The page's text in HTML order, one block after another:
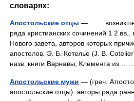
словарях:
Апостольские отцы — возникшее
ряда христианских сочинений 1 2
Нового завета, авторов которых
апостолов. Э. Б. Котелье (J. В.
назв. книги Варнавы, Клемента из…
Апостольские мужи — (греч.
апостольские отцы) авторы ряда